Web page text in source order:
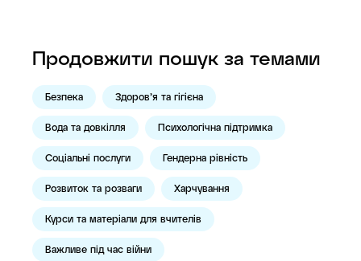
Продовжити пошук за темами
Безпека Здоров’я та гігієна
Вода та довкілля Психологічна підтримка
Соціальні послуги Гендерна рівність
Розвиток та розваги Харчування
Курси та матеріали для вчителів
Важливе під час війни